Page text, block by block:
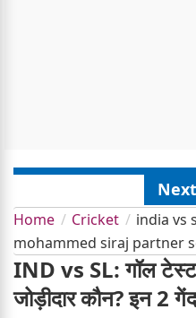
Home Cricket
india vs
mohammed siraj partner
IND vs SL: गॉल टेस्ट
जोड़ीदार कौन? इन 2